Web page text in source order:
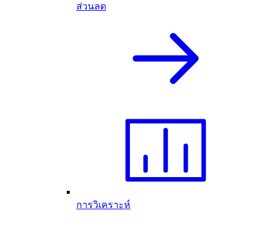
ส่วนลด
การวิเคราะห์